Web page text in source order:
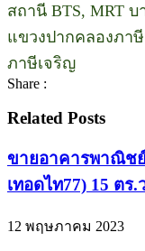
สถานี BTS, MRT
แขวงปากคลองภา
ภาษีเจริญ
Share :
Related Posts
ขายอาคารพาณิช
เทอดไท77) 15 ตร
12 พฤษภาคม 2023